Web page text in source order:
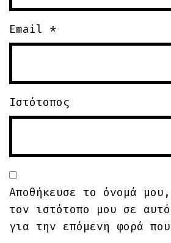
Email *
Ιστότοπος
Αποθήκευσε το όνομά
τον ιστότοπο μου σε
για την επόμενη φορά